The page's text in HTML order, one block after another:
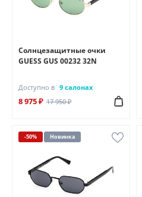
Солнцезащитные очки
GUESS GUS 00232 32N
Доступно в 9 салонах
8 975 ₽ 17 950 ₽
-50% Новинка